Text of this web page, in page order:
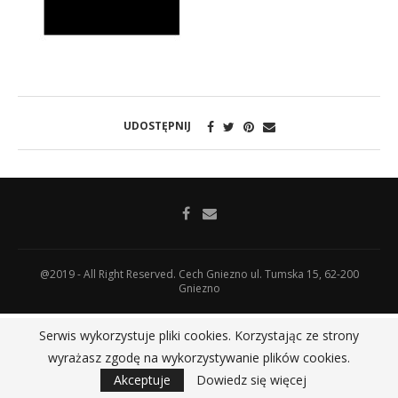
UDOSTĘPNIJ
@2019 - All Right Reserved. Cech Gniezno ul. Tumska 15, 62-200
Gniezno
Serwis wykorzystuje pliki cookies. Korzystając ze strony
wyrażasz zgodę na wykorzystywanie plików cookies.
Akceptuje
Dowiedz się więcej